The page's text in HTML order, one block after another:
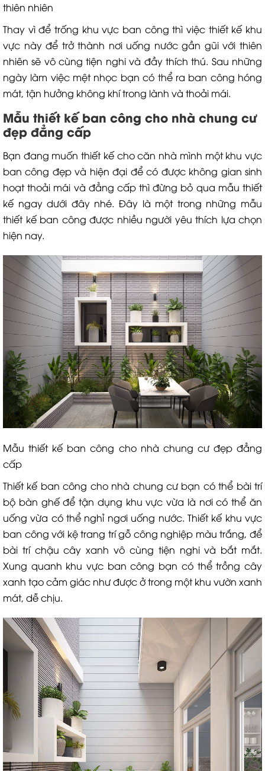
thiên nhiên
Thay vì để trống khu vực ban công thì việc thiết kế khu
vực này để trở thành nơi uống nước gần gũi với thiên
nhiên sẽ vô cùng tiện nghi và đầy thích thú. Sau những
ngày làm việc mệt nhọc bạn có thể ra ban công hóng
mát, tận hưởng không khí trong lành và thoải mái.
Mẫu thiết kế ban công cho nhà chung cư
đẹp đẳng cấp
Bạn đang muốn thiết kế cho căn nhà mình một khu vực
ban công đẹp và hiện đại để có được không gian sinh
hoạt thoải mái và đẳng cấp thì đừng bỏ qua mẫu thiết
kế ngay dưới đây nhé. Đây là một trong những mẫu
thiết kế ban công được nhiều người yêu thích lựa chọn
hiện nay.
Mẫu thiết kế ban công cho nhà chung cư đẹp đẳng
cấp
Thiết kế ban công cho nhà chung cư bạn có thể bài trí
bộ bàn ghế để tận dụng khu vực vừa là nơi có thể ăn
uống vừa có thể nghỉ ngơi uống nước. Thiết kế khu vực
ban công với kệ trang trí gỗ công nghiệp màu trắng, để
bài trí chậu cây xanh vô cùng tiện nghi và bắt mắt.
Xung quanh khu vực ban công bạn có thể trồng cây
xanh tạo cảm giác như được ở trong một khu vườn xanh
mát, dễ chịu.